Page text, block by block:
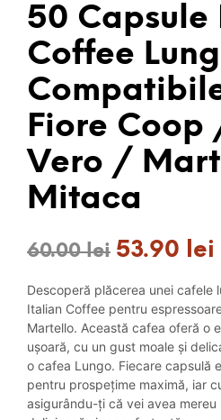
50 Capsule
Coffee
Fiore Coop
Vero /
Mitaca
60.00lei Prețul
inițial
a
fost:
60.00 lei.
53.90 lei
Descoperă plăcerea unei cafele
Italian Coffee pentru
Martello. Această cafea oferă o
ușoară, cu un gust moale și
o cafea Lungo. Fiecare capsulă
pentru prospețime maximă, iar
asigurându-ți că vei avea mereu